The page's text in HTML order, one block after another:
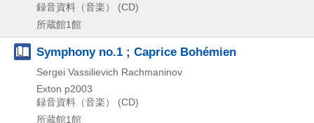
録音資料（音楽） (CD)
所蔵館1館
Symphony no.1 ; Caprice Bohémien
Sergei Vassilievich Rachmaninov
Exton p2003
録音資料（音楽） (CD)
所蔵館1館